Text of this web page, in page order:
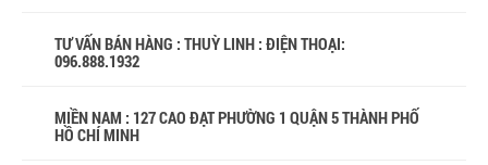
TƯ VẤN BÁN HÀNG : THUỲ LINH : ĐIỆN THOẠI:
096.888.1932
MIỀN NAM : 127 CAO ĐẠT PHƯỜNG 1 QUẬN 5 THÀNH PHỐ
HỒ CHÍ MINH